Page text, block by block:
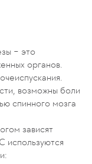
− это
органов.
возможны боли
спинного мозга
зависят
используются